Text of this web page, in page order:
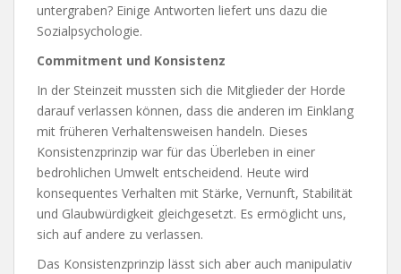
untergraben? Einige Antworten liefert uns dazu die
Sozialpsychologie.
Commitment und Konsistenz
In der Steinzeit mussten sich die Mitglieder der Horde
darauf verlassen können, dass die anderen im Einklang
mit früheren Verhaltensweisen handeln. Dieses
Konsistenzprinzip war für das Überleben in einer
bedrohlichen Umwelt entscheidend. Heute wird
konsequentes Verhalten mit Stärke, Vernunft, Stabilität
und Glaubwürdigkeit gleichgesetzt. Es ermöglicht uns,
sich auf andere zu verlassen.
Das Konsistenzprinzip lässt sich aber auch manipulativ